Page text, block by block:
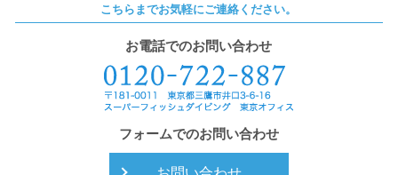
こちらまでお気軽にご連絡ください。
お電話でのお問い合わせ
フォームでのお問い合わせ